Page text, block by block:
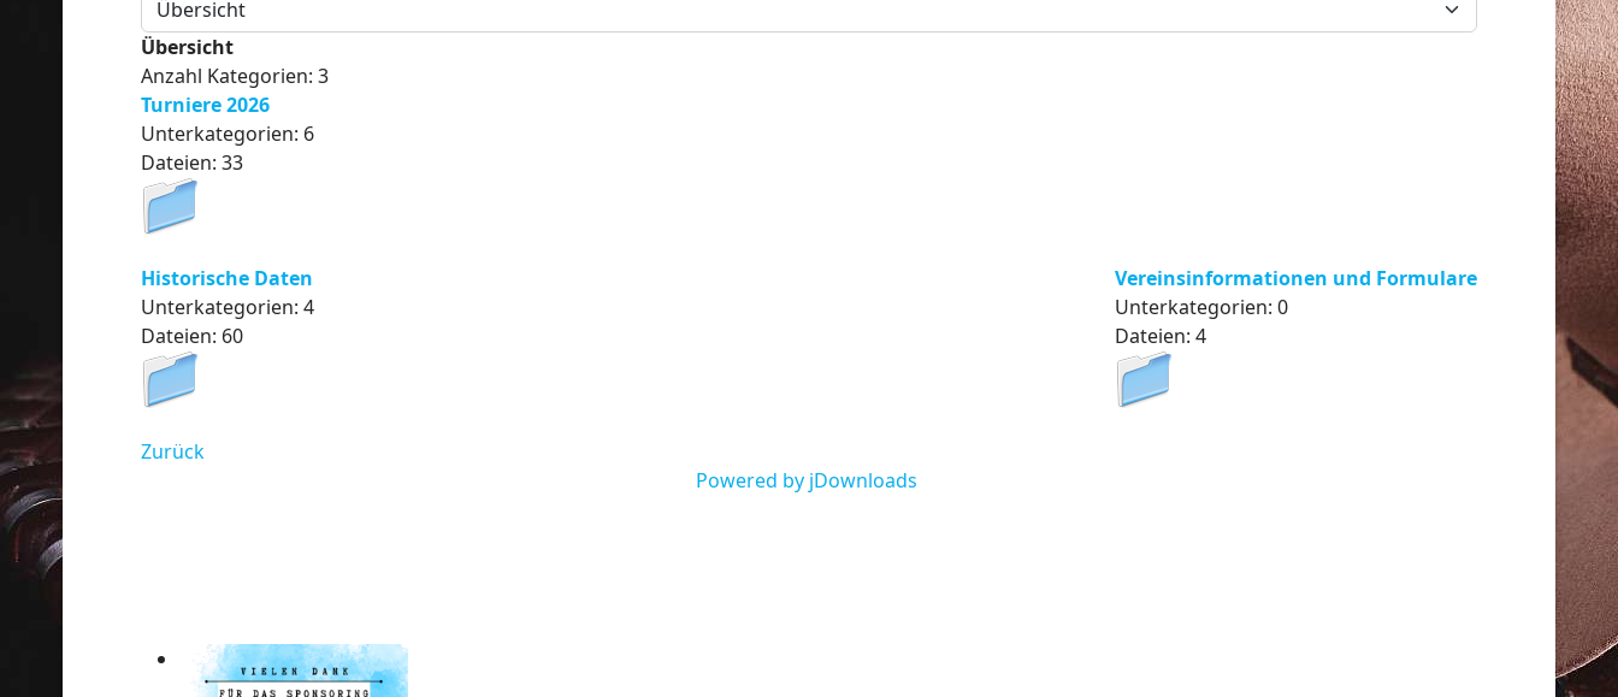
Übersicht
Anzahl Kategorien: 3
Turniere 2026
Unterkategorien: 6
Dateien: 33
Vereinsinformationen und Formulare
Unterkategorien: 0
Dateien: 4
Historische Daten
Unterkategorien: 4
Dateien: 60
Zurück
Powered by jDownloads